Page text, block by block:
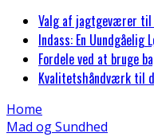
Valg af jagtgeværer
Indass: En Uundgåelig
Fordele ved at bruge
Kvalitetshåndværk til
Home
Mad og Sundhed